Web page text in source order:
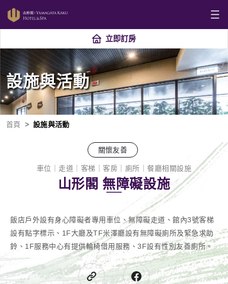
立即訂房
設施與活動
首頁 設施與活動
關懷友善
車位｜走道｜客梯｜客房｜廁所｜餐廳相關設施
山形閣 無障礙設施
飯店戶外設有身心障礙者專用車位、無障礙走道、館內3號客梯
設有點字標示、1F大廳及TF米澤廳設有無障礙廁所及緊急求助
鈴、1F服務中心有提供輪椅借用服務、3F設有性別友善廁所。